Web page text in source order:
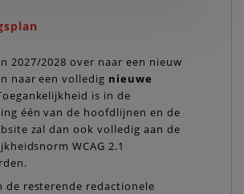
2027/2028 over naar een nieuw
naar een volledig nieuwe
is in de
één van de hoofdlijnen en de
zal dan ook volledig aan de
WCAG 2.1
de resterende redactionele